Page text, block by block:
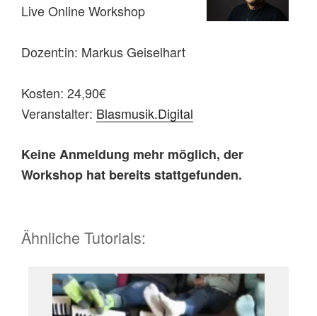
Live Online Workshop
Dozent:in: Markus Geiselhart
Kosten: 24,90€
Veranstalter: Blasmusik.Digital
Keine Anmeldung mehr möglich, der
Workshop hat bereits stattgefunden.
Ähnliche Tutorials: